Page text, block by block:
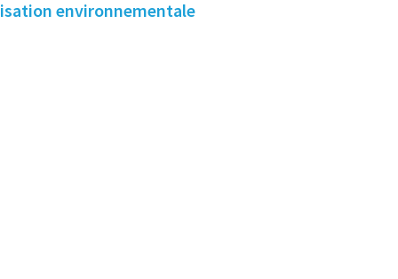
environnementale